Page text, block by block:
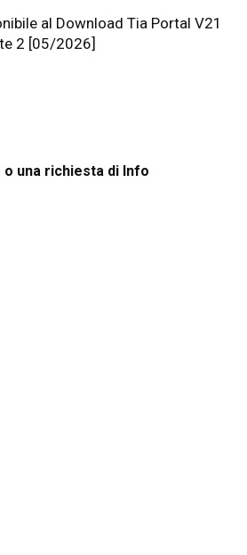
al Download Tia Portal V21
2 [05/2026]
una richiesta di Info